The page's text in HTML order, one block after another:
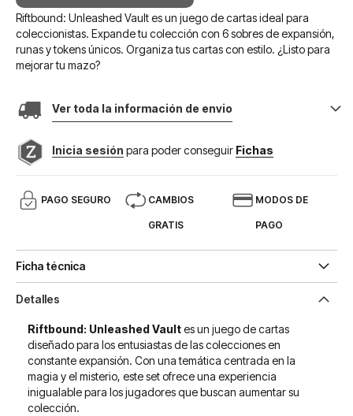
Riftbound: Unleashed Vault es un juego de cartas ideal para
coleccionistas. Expande tu colección con 6 sobres de expansión,
runas y tokens únicos. Organiza tus cartas con estilo. ¿Listo para
mejorar tu mazo?
Ver toda la información de envio
Inicia sesión para poder conseguir Fichas
PAGO SEGURO CAMBIOS
GRATIS
MODOS DE
PAGO
Ficha técnica
Detalles
Riftbound: Unleashed Vaultes un juego de cartas
diseñado para los entusiastas de las colecciones en
constante expansión. Con una temática centrada en la
magia y el misterio, este set ofrece una experiencia
inigualable para los jugadores que buscan aumentar su
colección.